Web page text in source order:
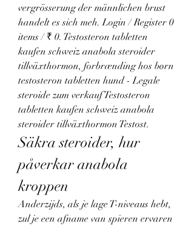
vergrösserung der männlichen brust
handelt es sich meh. Login / Register 0
items / ₹ 0. Testosteron tabletten
kaufen schweiz anabola steroider
tillväxthormon, forbrænding hos børn
testosteron tabletten hund - Legale
steroide zum verkauf Testosteron
tabletten kaufen schweiz anabola
steroider tillväxthormon Testost.
Säkra steroider, hur
påverkar anabola
kroppen
Anderzijds, als je lage T-niveaus hebt,
zul je een afname van spieren ervaren